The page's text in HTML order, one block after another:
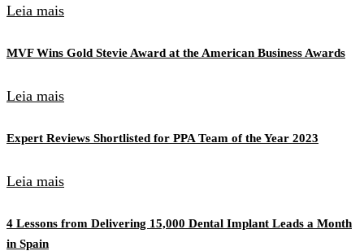
Leia mais
MVF Wins Gold Stevie Award at the American Business Awards
Leia mais
Expert Reviews Shortlisted for PPA Team of the Year 2023
Leia mais
4 Lessons from Delivering 15,000 Dental Implant Leads a Month
in Spain